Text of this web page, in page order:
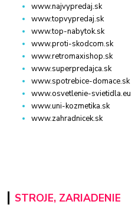
www.najvypredaj.sk
www.topvypredaj.sk
www.top-nabytok.sk
www.proti-skodcom.sk
www.retromaxishop.sk
www.superpredajca.sk
www.spotrebice-domace.sk
www.osvetlenie-svietidla.eu
www.uni-kozmetika.sk
www.zahradnicek.sk
STROJE, ZARIADENIE